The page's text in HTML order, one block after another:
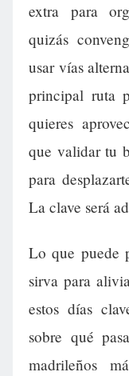
extra para
quizás
usar vías
principal ruta
quieres
que validar tu
para
La clave será
Lo que puede
sirva para
estos días
sobre qué
madrileños